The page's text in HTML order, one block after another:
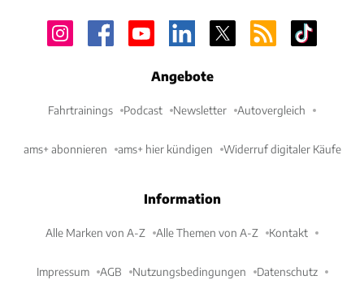
Angebote
Fahrtrainings Podcast Newsletter Autovergleich
ams+ abonnieren ams+ hier kündigen Widerruf digitaler Käufe
Information
Alle Marken von A-Z Alle Themen von A-Z Kontakt
Impressum AGB Nutzungsbedingungen Datenschutz